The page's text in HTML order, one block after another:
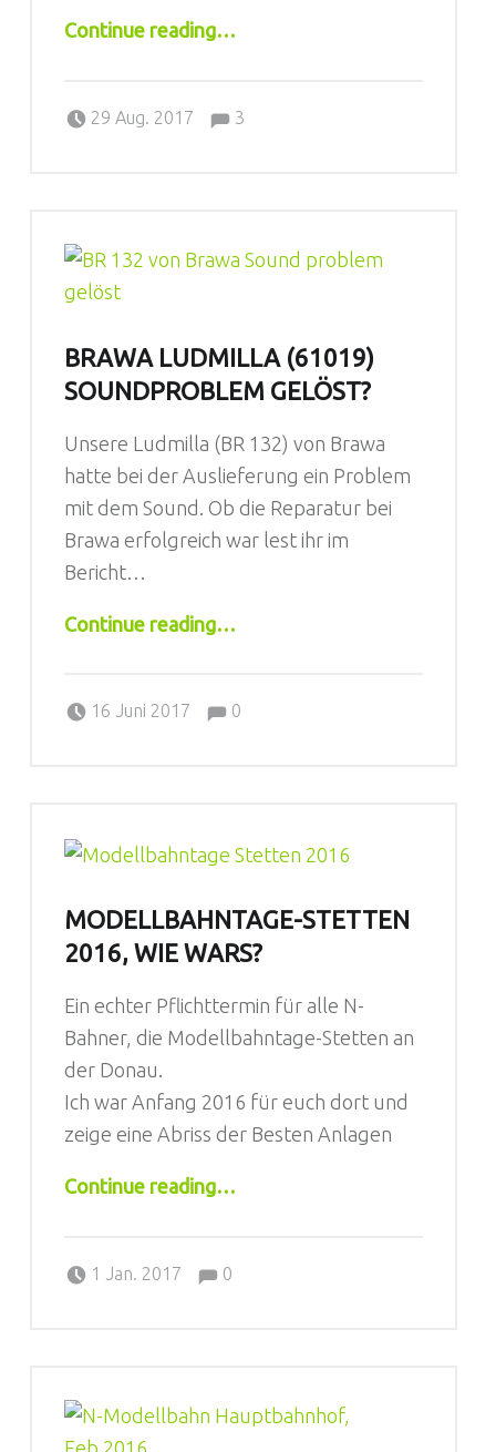
Continue reading…
29 Aug. 2017
Sebastian Comments:3
BRAWA LUDMILLA (61019)
SOUNDPROBLEM GELÖST?
Unsere Ludmilla (BR 132) von Brawa
hatte bei der Auslieferung ein Problem
mit dem Sound. Ob die Reparatur bei
Brawa erfolgreich war lest ihr im
Bericht…
Continue reading…
16 Juni 2017
Sebastian Comments:0
MODELLBAHNTAGE-STETTEN
2016, WIE WARS?
Ein echter Pflichttermin für alle N-
Bahner, die Modellbahntage-Stetten an
der Donau.
Ich war Anfang 2016 für euch dort und
zeige eine Abriss der Besten Anlagen
Continue reading…
1 Jan. 2017
Sebastian Comments:0